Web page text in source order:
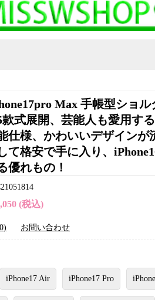
Max 手帳型ショ
式展開、芸能人も愛用す
仕様、かわいいデザインが
て格安で手に入り、
優れもの！
(税込)
お問い合わせ
iPhone17 Air iPhone17 Pro